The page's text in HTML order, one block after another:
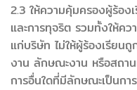
2.3 ให้ความคุ้มครองผู้ร้อง
และการทุจริต รวมทั้งให้ค
แก่บริษัท ไม่ให้ผู้ร้องเรียน
งาน ลักษณะงาน หรือสถา
การอื่นใดที่มีลักษณะเป็นกา